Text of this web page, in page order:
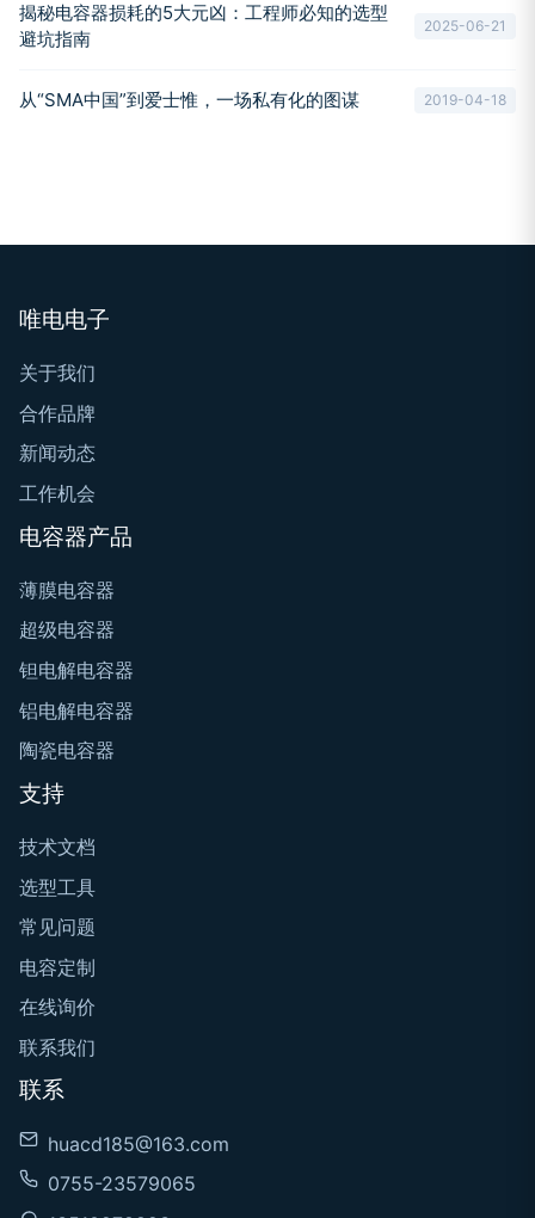
揭秘电容器损耗的5大元凶：工程师必知的选型
避坑指南
2025-06-21
从“SMA中国”到爱士惟，一场私有化的图谋 2019-04-18
唯电电子
关于我们
合作品牌
新闻动态
工作机会
电容器产品
薄膜电容器
超级电容器
钽电解电容器
铝电解电容器
陶瓷电容器
支持
技术文档
选型工具
常见问题
电容定制
在线询价
联系我们
联系
huacd185@163.com
0755-23579065